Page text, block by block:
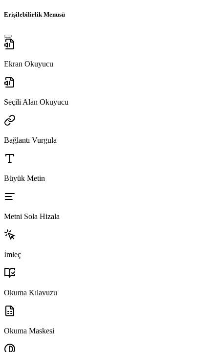
Erişilebilirlik Menüsü
Ekran Okuyucu
Seçili Alan Okuyucu
Bağlantı Vurgula
Büyük Metin
Metni Sola Hizala
İmleç
Okuma Kılavuzu
Okuma Maskesi